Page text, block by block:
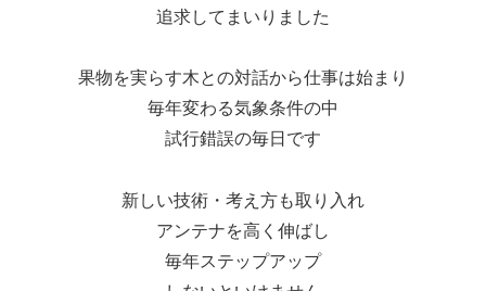
追求してまいりました
果物を実らす木との対話から仕事は始まり
毎年変わる気象条件の中
試行錯誤の毎日です
新しい技術・考え方も取り入れ
アンテナを高く伸ばし
毎年ステップアップ